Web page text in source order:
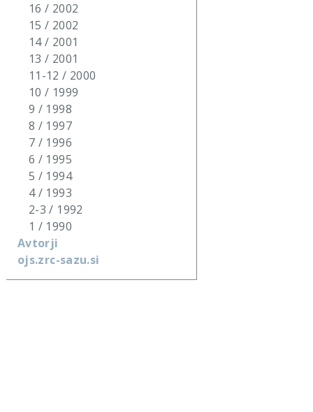
16 / 2002
15 / 2002
14 / 2001
13 / 2001
11-12 / 2000
10 / 1999
9 / 1998
8 / 1997
7 / 1996
6 / 1995
5 / 1994
4 / 1993
2-3 / 1992
1 / 1990
Avtorji
ojs.zrc-sazu.si